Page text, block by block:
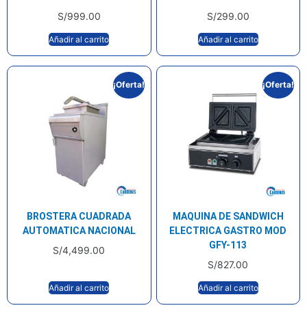
S/999.00
Añadir al carrito
S/299.00
Añadir al carrito
¡Oferta!
BROSTERA CUADRADA
AUTOMATICA NACIONAL
S/4,499.00
Añadir al carrito
¡Oferta!
MAQUINA DE SANDWICH
ELECTRICA GASTRO MOD
GFY-113
S/827.00
Añadir al carrito